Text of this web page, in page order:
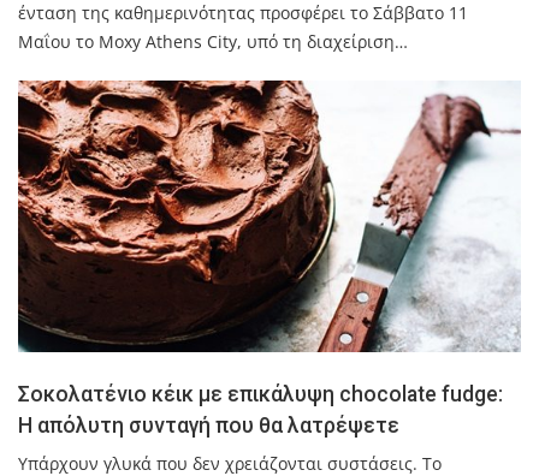
ένταση της καθημερινότητας προσφέρει το Σάββατο 11
Μαΐου το Moxy Athens City, υπό τη διαχείριση…
Σοκολατένιο κέικ με επικάλυψη chocolate fudge:
Η απόλυτη συνταγή που θα λατρέψετε
Υπάρχουν γλυκά που δεν χρειάζονται συστάσεις. Το